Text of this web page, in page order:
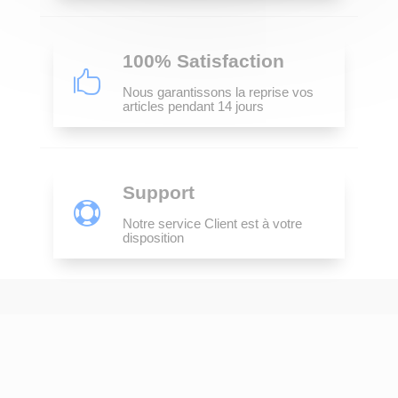

100% Satisfaction
Nous garantissons la reprise vos
articles pendant 14 jours

Support
Notre service Client est à votre
disposition